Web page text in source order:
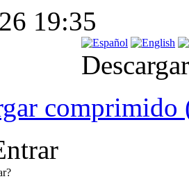
19:35
comprimido